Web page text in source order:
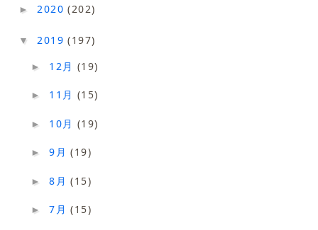
► 2020(202)
▼ 2019(197)
► 12月 (19)
► 11月 (15)
► 10月 (19)
►9月(19)
►8月(15)
►7月(15)